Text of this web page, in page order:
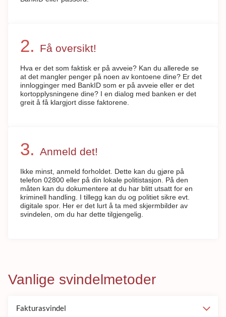
Få oversikt!
Hva er det som faktisk er på avveie? Kan du allerede se
at det mangler penger på noen av kontoene dine? Er det
innlogginger med BankID som er på avveie eller er det
kortopplysningene dine? I en dialog med banken er det
greit å få klargjort disse faktorene.
Anmeld det!
Ikke minst, anmeld forholdet. Dette kan du gjøre på
telefon 02800 eller på din lokale politistasjon. På den
måten kan du dokumentere at du har blitt utsatt for en
kriminell handling. I tillegg kan du og politiet sikre evt.
digitale spor. Her er det lurt å ta med skjermbilder av
svindelen, om du har dette tilgjengelig.
Vanlige svindelmetoder
Fakturasvindel